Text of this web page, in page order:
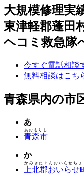
大規模修理実
東津軽郡蓬田
ヘコミ救急隊
今すぐ電話相談
無料相談はこち
青森県内の市
あ
青森市
あおもりし
か
上北郡おいらせ
かみきたぐんおいらせちょ